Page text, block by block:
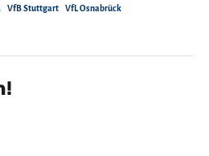
VfB Stuttgart VfL Osnabrück